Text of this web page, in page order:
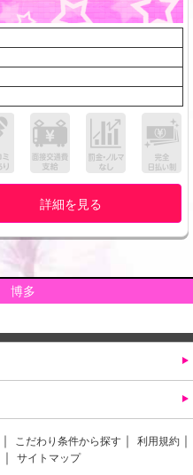
詳細を見る
博多
こだわり条件から探す
利用規約
サイトマップ